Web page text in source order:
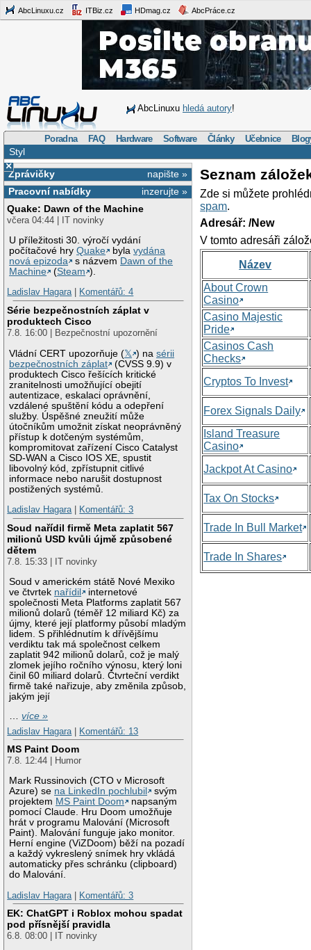
AbcLinuxu.cz ITBiz.cz HDmag.cz AbcPráce.cz
AbcLinuxu hledá autory!
Poradna FAQ Hardware Software Články Učebnice
Styl
×
napište »
Zprávičky
inzerujte »
Pracovní nabídky
Quake: Dawn of the Machine
včera 04:44 | IT novinky
U příležitosti 30. výročí vydání
počítačové hryQuake bylavydána
nová epizoda
s názvem Dawn of the
Machine
(Steam ).
Ladislav Hagara| Komentářů: 4
Série bezpečnostních záplat v
produktech Cisco
7.8. 16:00 | Bezpečnostní upozornění
Vládní CERT upozorňuje (𝕏 ) nasérii
bezpečnostních záplat
(CVSS 9.9) v
produktech Cisco řešících kritické
zranitelnosti umožňující obejití
autentizace, eskalaci oprávnění,
vzdálené spuštění kódu a odepření
služby. Úspěšné zneužití může
útočníkům umožnit získat neoprávněný
přístup k dotčeným systémům,
kompromitovat zařízení Cisco Catalyst
SD-WAN a Cisco IOS XE, spustit
libovolný kód, zpřístupnit citlivé
informace nebo narušit dostupnost
postižených systémů.
Ladislav Hagara| Komentářů: 3
Soud nařídil firmě Meta zaplatit 567
milionů USD kvůli újmě způsobené
dětem
7.8. 15:33 | IT novinky
Soud v americkém státě Nové Mexiko
ve čtvrtek nařídil
internetové
společnosti Meta Platforms zaplatit 567
milionů dolarů (téměř 12 miliard Kč) za
újmy, které její platformy působí mladým
lidem. S přihlédnutím k dřívějšímu
verdiktu tak má společnost celkem
zaplatit 942 milionů dolarů, což je malý
zlomek jejího ročního výnosu, který loni
činil 60 miliard dolarů. Čtvrteční verdikt
firmě také nařizuje, aby změnila způsob,
jakým její
…více »
Ladislav Hagara
Komentářů: 13
MS Paint Doom
7.8. 12:44 | Humor
Mark Russinovich (CTO v Microsoft
Azure) se na LinkedIn pochlubil
svým
projektem MS Paint Doom
napsaným
pomocí Claude. Hru Doom umožňuje
hrát v programu Malování (Microsoft
Paint). Malování funguje jako monitor.
Herní engine (ViZDoom) běží na pozadí
a každý vykreslený snímek hry vkládá
automaticky přes schránku (clipboard)
do Malování.
Ladislav Hagara
Komentářů: 3
EK: ChatGPT i Roblox mohou spadat
pod přísnější pravidla
6.8. 08:00 | IT novinky
Seznam
Zde si můžete
spam.
Adresář: /New
V tomto adresáři
Název
About Crown
Casino
Casino Majestic
Pride
Casinos Cash
Checks
Cryptos To Invest
Forex Signals Daily
Island Treasure
Casino
Jackpot At Casino
Tax On Stocks
Trade In Bull Market
Trade In Shares